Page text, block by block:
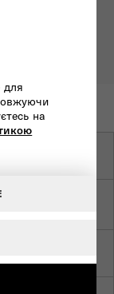
для
на
ТА